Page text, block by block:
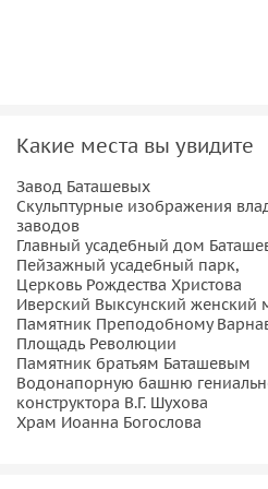
Выкса — это город, где
гениальные проекты русский
(1853-1939). Здесь ежегодно
культуры "Арт-Овраг". Его
территории города, также
маршрут. Экскурсия рассчитана
возрастные категории. В Выксе
Акционерного общества
завод», один из лучших
Нижегородской области,
опционально
Какие места вы увидите
Завод Баташевых
Скульптурные изображения
заводов
Главный усадебный дом
Пейзажный усадебный парк,
Церковь Рождества Христова
Иверский Выксунский женский
Памятник Преподобному
Площадь Революции
Памятник братьям Баташевым
Водонапорную башню
конструктора В.Г. Шухова
Храм Иоанна Богослова